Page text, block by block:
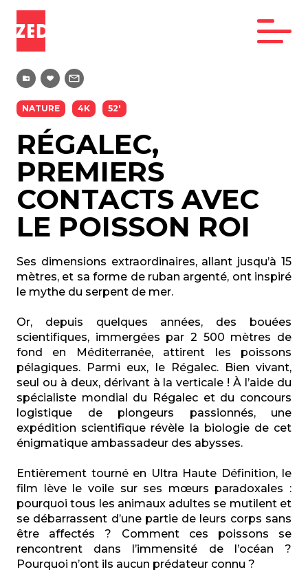
NATURE 4K 52'
RÉGALEC,
PREMIERS
CONTACTS AVEC
LE POISSON ROI
Ses dimensions extraordinaires, allant jusqu’à 15
mètres, et sa forme de ruban argenté, ont inspiré
le mythe du serpent de mer.
Or, depuis quelques années, des bouées
scientifiques, immergées par 2 500 mètres de
fond en Méditerranée, attirent les poissons
pélagiques. Parmi eux, le Régalec. Bien vivant,
seul ou à deux, dérivant à la verticale ! À l’aide du
spécialiste mondial du Régalec et du concours
logistique de plongeurs passionnés, une
expédition scientifique révèle la biologie de cet
énigmatique ambassadeur des abysses.
Entièrement tourné en Ultra Haute Définition, le
film lève le voile sur ses mœurs paradoxales :
pourquoi tous les animaux adultes se mutilent et
se débarrassent d’une partie de leurs corps sans
être affectés ? Comment ces poissons se
rencontrent dans l’immensité de l’océan ?
Pourquoi n’ont ils aucun prédateur connu ?